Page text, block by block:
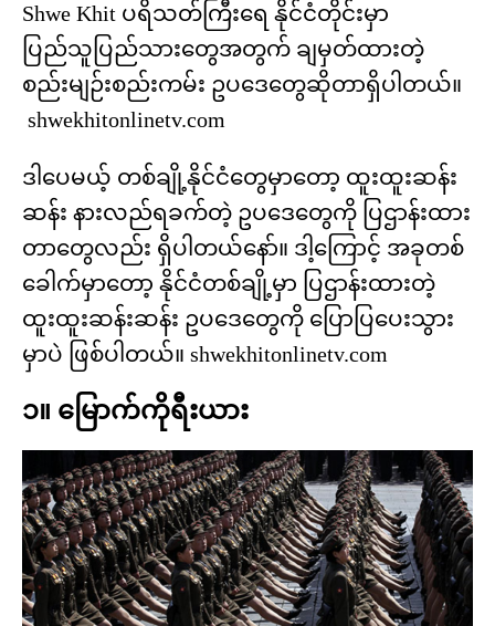
Shwe Khit ပရိသတ်ကြီးရေ နိုင်ငံတိုင်းမှာ
ပြည်သူပြည်သားတွေအတွက် ချမှတ်ထားတဲ့
စည်းမျဉ်းစည်းကမ်း ဥပဒေတွေဆိုတာရှိပါတယ်။
shwekhitonlinetv.com
ဒါပေမယ့် တစ်ချို့နိုင်ငံတွေမှာတော့ ထူးထူးဆန်း
ဆန်း နားလည်ရခက်တဲ့ ဥပဒေတွေကို ပြဌာန်းထား
တာတွေလည်း ရှိပါတယ်နော်။ ဒါ့ကြောင့် အခုတစ်
ခေါက်မှာတော့ နိုင်ငံတစ်ချို့မှာ ပြဌာန်းထားတဲ့
ထူးထူးဆန်းဆန်း ဥပဒေတွေကို ပြောပြပေးသွား
မှာပဲ ဖြစ်ပါတယ်။ shwekhitonlinetv.com
၁။ မြောက်ကိုရီးယား